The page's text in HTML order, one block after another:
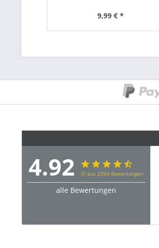
9,99 € *
4.92∅ aus 2304 Bewertungen
alle Bewertungen